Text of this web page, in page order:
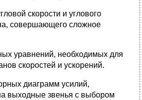
скорости и углового
совершающего сложное
уравнений, необходимых для
скоростей и ускорений.
диаграмм усилий,
выходные звенья с выбором